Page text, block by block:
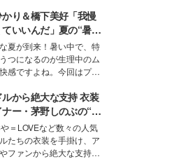
き”という共通点を持つモ
城舞と島村雄大の特別対
け！それぞれの視点か
ならではの魅力や予想外
もたらす奥深いストーリ
て熱く語り合ってもらっ
り＆橋下美好「我慢
ていいんだ」夏の“暑さ
新しい選択肢とは？
夏が到来！暑い中で、特
つになるのが生理中のム
感ですよね。今回はプラ
愛甲ひかりさんと橋下美
迎えて本音で女子会トー
暑のお出かけを快適に過ご
や、2人が感動した夏の
常識にも迫りました。
ルから絶大な支持 衣装
ー・茅野しのぶの“可
作る美学＜「シチズン
シー」インタビュー＞
＝LOVEなど数々の人気
たちの衣装を手掛け、ア
ファンから絶大な支持を